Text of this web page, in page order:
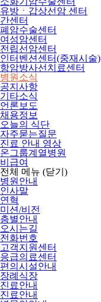
유방ㆍ갑상선암 센터
간센터
폐암수술센터
여성암센터
전립선암센터
인터벤션센터(중재시술)
항암방사선치료센터
병원소식
공지사항
기타소식
언론보도
채용정보
오늘의 식단
자주묻는질문
진료 안내 영상
온그룹계열병원
비급여
전체 메뉴 (닫기)
병원안내
인사말
연혁
미션/비전
층별안내
오시는길
전화번호
고객지원센터
응급의료센터
편의시설안내
장례식장
진료안내
진료안내